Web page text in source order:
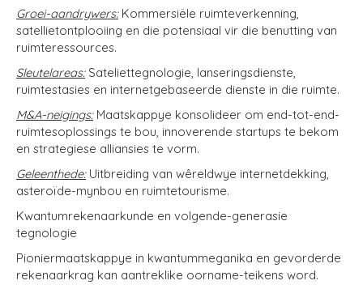
Groei-aandrywers:Kommersiële ruimteverkenning,
satellietontplooiing en die potensiaal vir die benutting van
ruimteressources.
Sleutelareas:Sateliettegnologie, lanseringsdienste,
ruimtestasies en internetgebaseerde dienste in die ruimte.
M&A-neigings:Maatskappye konsolideer om end-tot-end-
ruimtesoplossings te bou, innoverende startups te bekom
en strategiese alliansies te vorm.
Geleenthede:Uitbreiding van wêreldwye internetdekking,
asteroïde-mynbou en ruimtetourisme.
Kwantumrekenaarkunde en volgende-generasie
tegnologie
Pioniermaatskappye in kwantummeganika en gevorderde
rekenaarkrag kan aantreklike oorname-teikens word.